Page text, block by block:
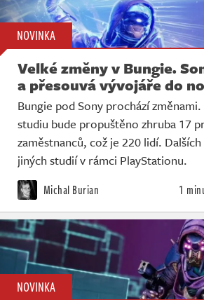
NOVINKA
Velké změny v Bungie.
a přesouvá vývojáře do
Bungie pod Sony prochází
studiu bude propuštěno zhruba 17
zaměstnanců, což je 220 lidí.
jiných studií v rámci PlayStationu.
Michal Burian 1
NOVINKA